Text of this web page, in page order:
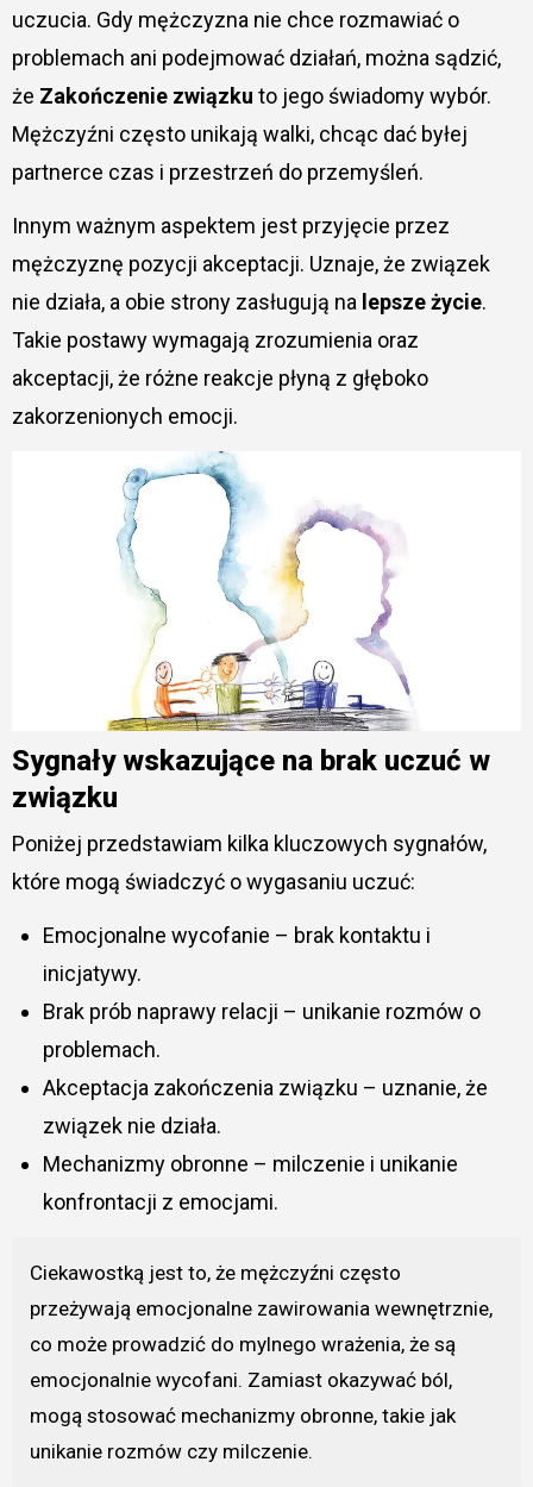
uczucia. Gdy mężczyzna nie chce rozmawiać o
problemach ani podejmować działań, można sądzić,
że Zakończenie związku to jego świadomy wybór.
Mężczyźni często unikają walki, chcąc dać byłej
partnerce czas i przestrzeń do przemyśleń.
Innym ważnym aspektem jest przyjęcie przez
mężczyznę pozycji akceptacji. Uznaje, że związek
nie działa, a obie strony zasługują na lepsze życie.
Takie postawy wymagają zrozumienia oraz
akceptacji, że różne reakcje płyną z głęboko
zakorzenionych emocji.
Sygnały wskazujące na brak uczuć w
związku
Poniżej przedstawiam kilka kluczowych sygnałów,
które mogą świadczyć o wygasaniu uczuć:
Emocjonalne wycofanie – brak kontaktu i
inicjatywy.
Brak prób naprawy relacji – unikanie rozmów o
problemach.
Akceptacja zakończenia związku – uznanie, że
związek nie działa.
Mechanizmy obronne – milczenie i unikanie
konfrontacji z emocjami.
Ciekawostką jest to, że mężczyźni często
przeżywają emocjonalne zawirowania wewnętrznie,
co może prowadzić do mylnego wrażenia, że są
emocjonalnie wycofani. Zamiast okazywać ból,
mogą stosować mechanizmy obronne, takie jak
unikanie rozmów czy milczenie.